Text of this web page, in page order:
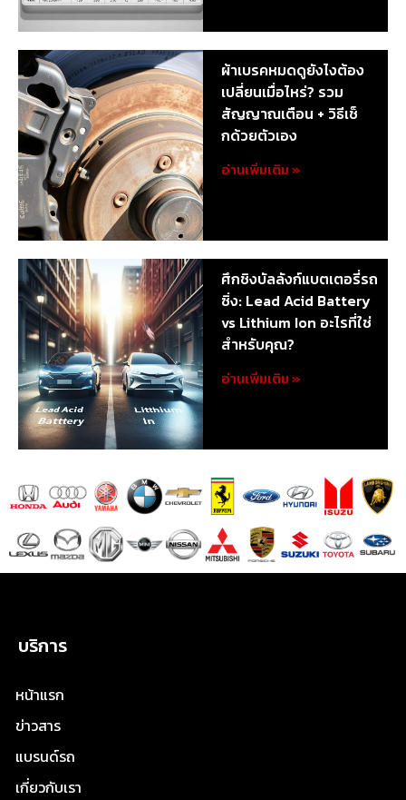
ผ้าเบรคหมดดูยังไงต้อง
เปลี่ยนเมื่อไหร่? รวม
สัญญาณเตือน + วิธีเช็
กด้วยตัวเอง
อ่านเพิ่มเติม »
ศึกชิงบัลลังก์แบตเตอรี่รถ
ซิ่ง: Lead Acid Battery
vs Lithium Ion อะไรที่ใช่
สำหรับคุณ?
อ่านเพิ่มเติม »
บริการ
หน้าแรก
ข่าวสาร
แบรนด์รถ
เกี่ยวกับเรา